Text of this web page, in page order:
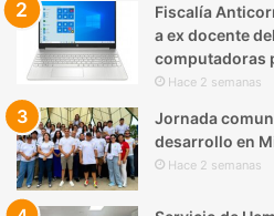
Fiscalía
a ex docente
computadoras
Hace 2 semanas
Jornada
desarrollo en
Hace 2 semanas